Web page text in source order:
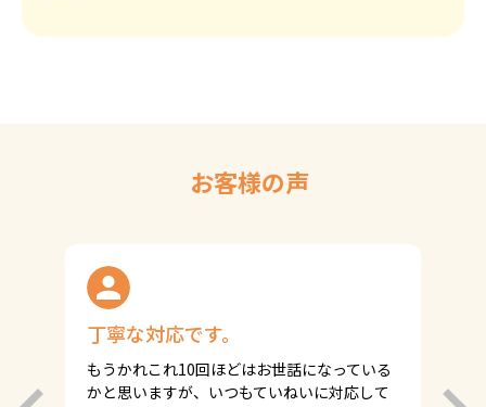
お客様の声
丁寧な対応です。
もうかれこれ10回ほどはお世話になっている
かと思いますが、いつもていねいに対応して